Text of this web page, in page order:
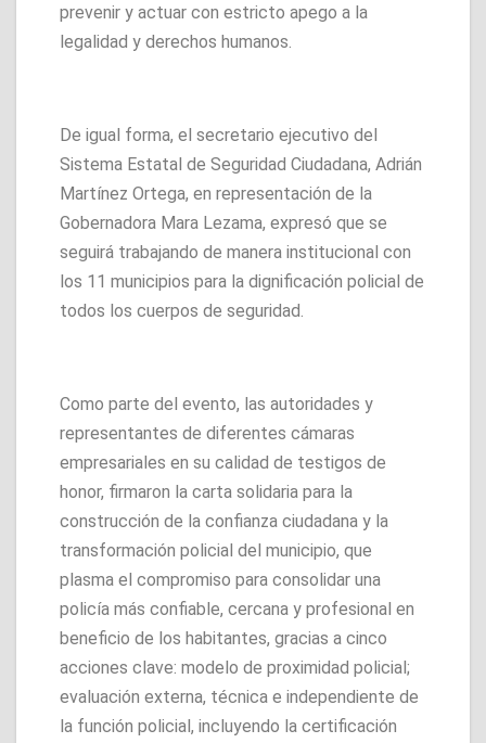
prevenir y actuar con estricto apego a la
legalidad y derechos humanos.
De igual forma, el secretario ejecutivo del
Sistema Estatal de Seguridad Ciudadana, Adrián
Martínez Ortega, en representación de la
Gobernadora Mara Lezama, expresó que se
seguirá trabajando de manera institucional con
los 11 municipios para la dignificación policial de
todos los cuerpos de seguridad.
Como parte del evento, las autoridades y
representantes de diferentes cámaras
empresariales en su calidad de testigos de
honor, firmaron la carta solidaria para la
construcción de la confianza ciudadana y la
transformación policial del municipio, que
plasma el compromiso para consolidar una
policía más confiable, cercana y profesional en
beneficio de los habitantes, gracias a cinco
acciones clave: modelo de proximidad policial;
evaluación externa, técnica e independiente de
la función policial, incluyendo la certificación